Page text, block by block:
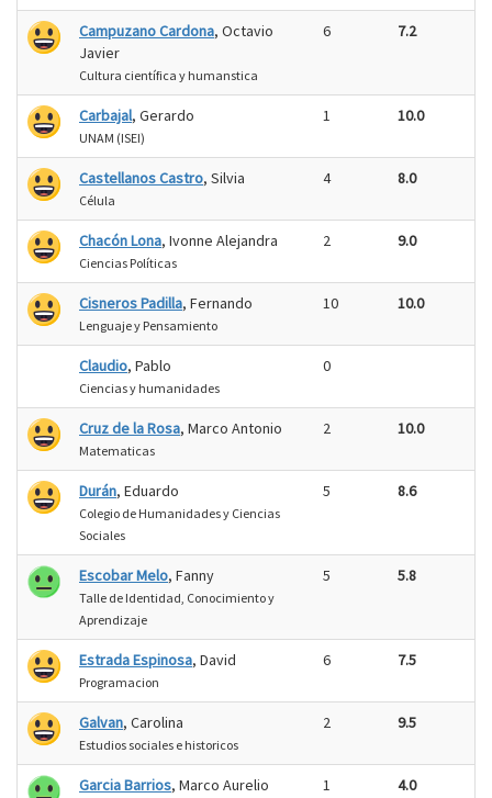
Campuzano Cardona, Octavio
Javier
Cultura científica y humanstica
6 7.2
Carbajal, Gerardo
UNAM (ISEI)
1 10.0
Castellanos Castro, Silvia
Célula
4 8.0
Chacón Lona, Ivonne Alejandra
Ciencias Políticas
2 9.0
Cisneros Padilla, Fernando
Lenguaje y Pensamiento
10 10.0
Claudio, Pablo
Ciencias y humanidades
0
Cruz de la Rosa, Marco Antonio
Matematicas
2 10.0
Durán, Eduardo
Colegio de Humanidades y Ciencias
Sociales
5 8.6
Escobar Melo, Fanny
Talle de Identidad, Conocimiento y
Aprendizaje
5 5.8
Estrada Espinosa, David
Programacion
6 7.5
Galvan, Carolina
Estudios sociales e historicos
2 9.5
Garcia Barrios, Marco Aurelio 1 4.0